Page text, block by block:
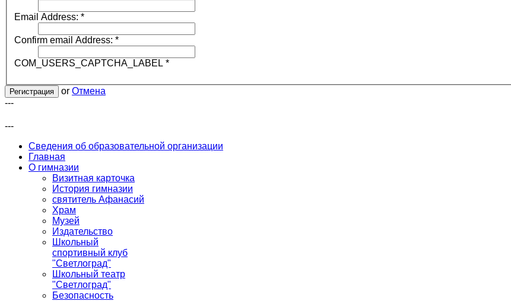
Email Address: *
Confirm email Address: *
COM_USERS_CAPTCHA_LABEL *
Регистрация or Отмена
---
---
Сведения об образовательной организации
Главная
О гимназии
Визитная карточка
История гимназии
святитель Афанасий
Храм
Музей
Издательство
Школьный
спортивный клуб
"Светлоград"
Школьный театр
"Светлоград"
Безопасность